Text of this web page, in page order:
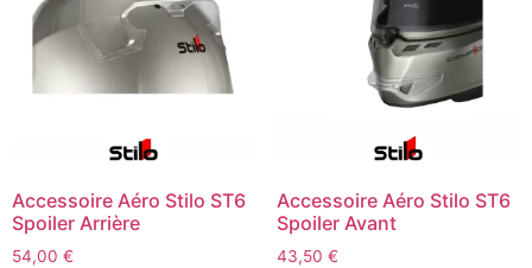
Accessoire Aéro Stilo ST6
Spoiler Arrière
54,00 €
Accessoire Aéro Stilo ST6
Spoiler Avant
43,50 €